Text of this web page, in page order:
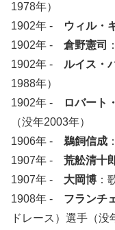
1978年）
1902年 -
ウィル・
1902年 - 倉野憲司
1902年 - ルイス・
1988年）
1902年 -
ロバート
（没年2003年）
1906年 - 鵜飼信成
1907年 - 荒舩清十
1907年 - 大岡博 ：
1908年 - フランチ
ドレース）選手（没